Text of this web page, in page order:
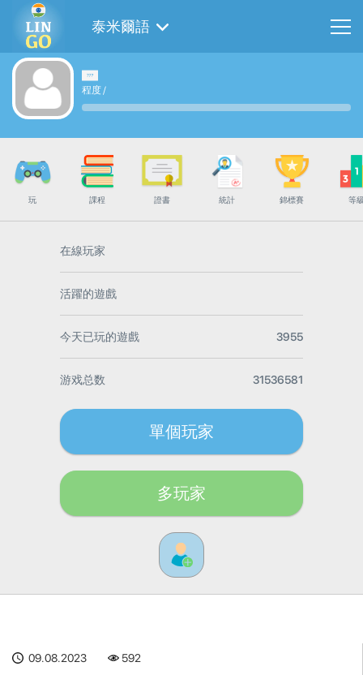
泰米爾語
程度/
玩 課程 證書 統計 錦標賽 等
在線玩家
活躍的遊戲
今天已玩的遊戲 3955
游戏总数 31536581
單個玩家
多玩家
09.08.2023 592